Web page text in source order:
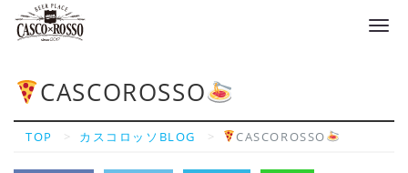
CASCOROSSO
TOP カスコロッソBLOG CASCOROSSO